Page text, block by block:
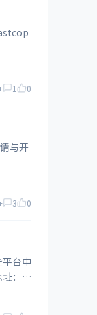
1 0
3 0
台中